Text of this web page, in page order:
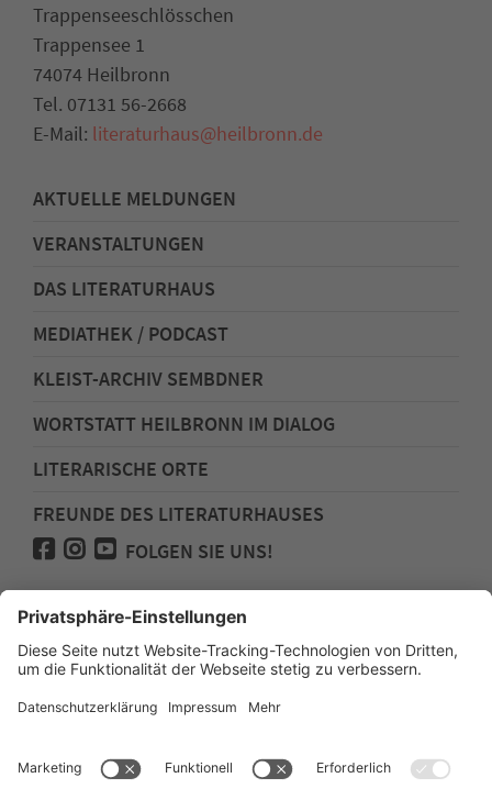
Trappenseeschlösschen
Trappensee 1
74074 Heilbronn
Tel. 07131 56-2668
E-Mail: literaturhaus@heilbronn.de
AKTUELLE MELDUNGEN
VERANSTALTUNGEN
DAS LITERATURHAUS
MEDIATHEK / PODCAST
KLEIST-ARCHIV SEMBDNER
WORTSTATT HEILBRONN IM DIALOG
LITERARISCHE ORTE
FREUNDE DES LITERATURHAUSES
FOLGEN SIE UNS!
Impressum
Anfahrt
Datenschutz
Barrierefreiheit
Literaturhauses